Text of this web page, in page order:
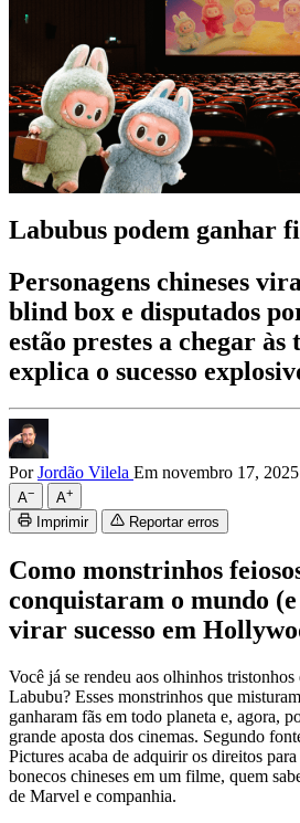
Labubus podem ganhar
Personagens chineses
blind box e disputados
estão prestes a chegar às
explica o sucesso
PorJordão Vilela Em novembro 17, 2025
A− A+
Imprimir Reportar erros
Como monstrinhos
conquistaram o mundo
virar sucesso em
Você já se rendeu aos olhinhos
Labubu? Esses monstrinhos que
ganharam fãs em todo planeta e, agora,
grande aposta dos cinemas. Segundo
Pictures acaba de adquirir os direitos
bonecos chineses em um filme, quem
de Marvel e companhia.